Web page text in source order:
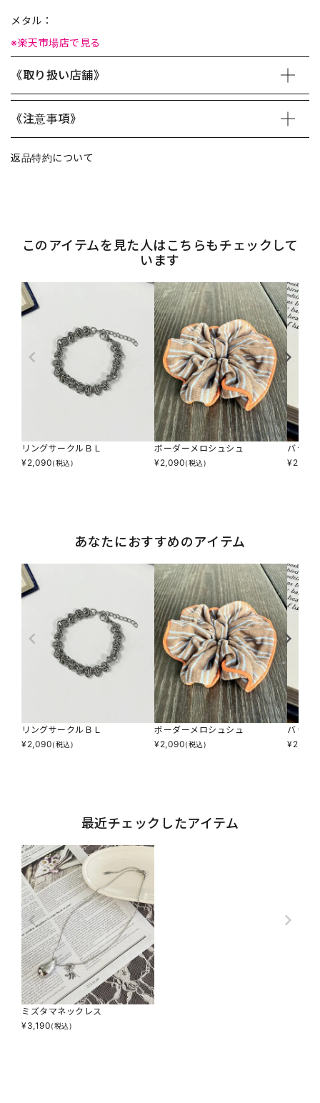
メタル：
※楽天市場店で見る
《取り扱い店舗》
《注意事項》
返品特約について
このアイテムを見た人はこちらもチェックして
います
リングサークルＢＬ
¥2,090(税込)
ボーダーメロシュシュ
¥2,090(税込)
バラエ
¥2,090
あなたにおすすめのアイテム
リングサークルＢＬ
¥2,090(税込)
ボーダーメロシュシュ
¥2,090(税込)
バラエ
¥2,090
最近チェックしたアイテム
ミズタマネックレス
¥3,190(税込)